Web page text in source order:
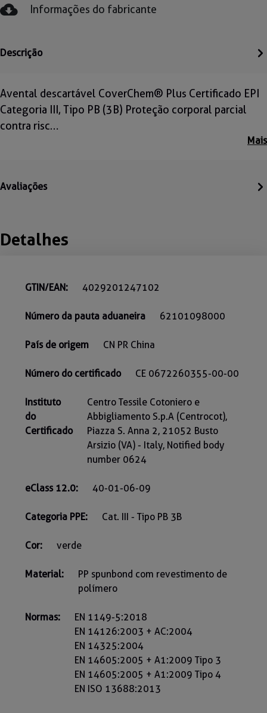
Informações do fabricante
Descrição
Avental descartável CoverChem® Plus Certificado EPI
Categoria III, Tipo PB (3B) Proteção corporal parcial
contra risc…
Mais
Avaliações
Detalhes
GTIN/EAN: 4029201247102
Número da pauta aduaneira 62101098000
País de origem CN PR China
Número do certificado CE 0672260355-00-00
Instituto
do
Certificado
Centro Tessile Cotoniero e
Abbigliamento S.p.A (Centrocot),
Piazza S. Anna 2, 21052 Busto
Arsizio (VA) - Italy, Notified body
number 0624
eClass 12.0: 40-01-06-09
Categoria PPE: Cat. III - Tipo PB 3B
Cor: verde
Material:
PP spunbond com revestimento de
polímero
Normas:
EN 1149-5:2018
EN 14126:2003 + AC:2004
EN 14325:2004
EN 14605:2005 + A1:2009 Tipo 3
EN 14605:2005 + A1:2009 Tipo 4
EN ISO 13688:2013